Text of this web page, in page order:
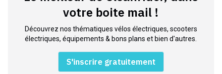
votre boite mail !
Découvrez nos thématiques vélos électriques, scooters
électriques, équipements & bons plans et bien d'autres.
S'inscrire gratuitement